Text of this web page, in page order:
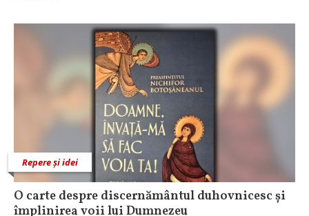
Repere și idei
O carte despre discernământul duhovnicesc și
împlinirea voii lui Dumnezeu